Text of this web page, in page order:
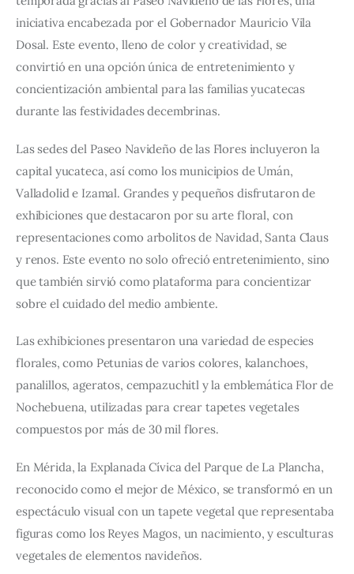
iniciativa encabezada por el Gobernador Mauricio Vila
Dosal. Este evento, lleno de color y creatividad, se
convirtió en una opción única de entretenimiento y
concientización ambiental para las familias yucatecas
durante las festividades decembrinas.
Las sedes del Paseo Navideño de las Flores incluyeron la
capital yucateca, así como los municipios de Umán,
Valladolid e Izamal. Grandes y pequeños disfrutaron de
exhibiciones que destacaron por su arte floral, con
representaciones como arbolitos de Navidad, Santa Claus
y renos. Este evento no solo ofreció entretenimiento, sino
que también sirvió como plataforma para concientizar
sobre el cuidado del medio ambiente.
Las exhibiciones presentaron una variedad de especies
florales, como Petunias de varios colores, kalanchoes,
panalillos, ageratos, cempazuchitl y la emblemática Flor de
Nochebuena, utilizadas para crear tapetes vegetales
compuestos por más de 30 mil flores.
En Mérida, la Explanada Cívica del Parque de La Plancha,
reconocido como el mejor de México, se transformó en un
espectáculo visual con un tapete vegetal que representaba
figuras como los Reyes Magos, un nacimiento, y esculturas
vegetales de elementos navideños.